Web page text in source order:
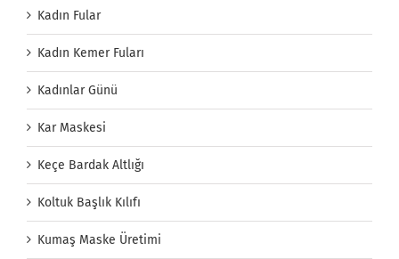
Kadın Fular
Kadın Kemer Fuları
Kadınlar Günü
Kar Maskesi
Keçe Bardak Altlığı
Koltuk Başlık Kılıfı
Kumaş Maske Üretimi